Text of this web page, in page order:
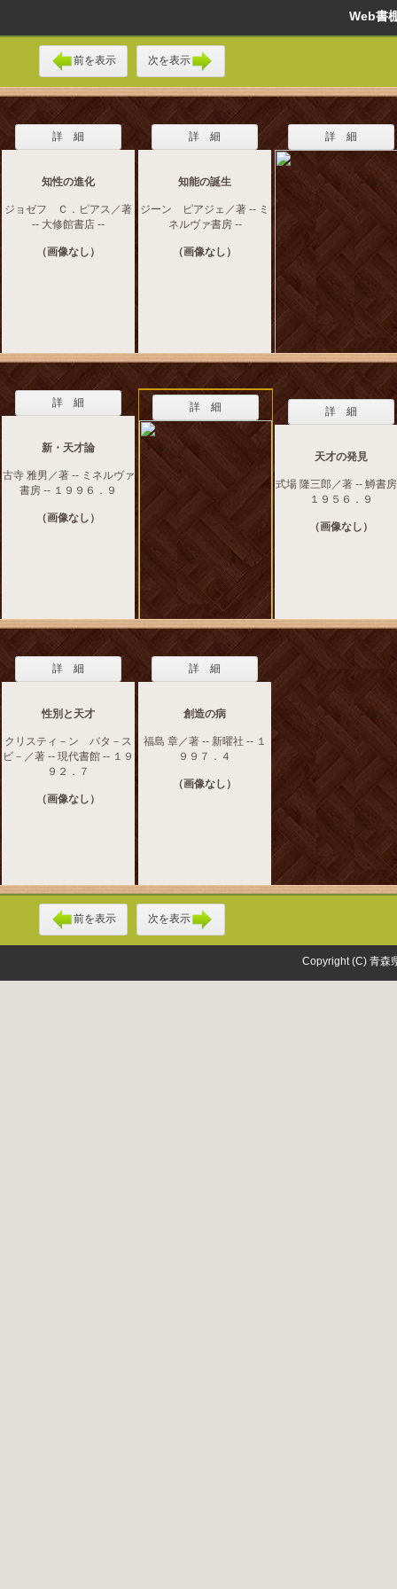
Web
前を表示 次を表示
詳 細
知性の進化
ジョゼフ Ｃ．ピアス／著
-- 大修館書店 --
（画像なし）
詳 細
知能の誕生
ジーン ピアジェ／著 -- ミ
ネルヴァ書房 --
（画像なし）
詳 細
詳 細
新・天才論
古寺 雅男／著 -- ミネルヴァ
書房 -- １９９６．９
（画像なし）
詳 細 詳 細
天才の発見
式場 隆三郎／著 -- 鱒書
１９５６．９
（画像なし）
詳 細
性別と天才
クリスティ－ン バタ－ス
ビ－／著 -- 現代書館 -- １９
９２．７
（画像なし）
詳 細
創造の病
福島 章／著 -- 新曜社 -- １
９９７．４
（画像なし）
前を表示 次を表示
Copyright (C) 青森